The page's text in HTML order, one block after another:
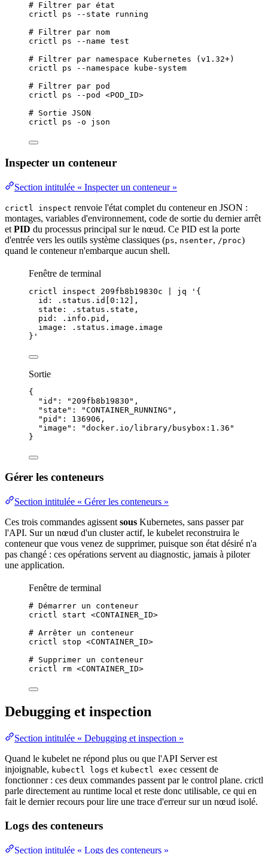
# Filtrer par état
crictl
ps --state
running
# Filtrer par nom
crictl
ps --name test
# Filtrer par namespace Kubernetes (v1.32+)
crictl
ps --namespace
kube-system
# Filtrer par pod
crictl
ps --pod
<POD_ID>
# Sortie JSON
crictl
ps -o json
Inspecter un conteneur
Section intitulée « Inspecter un conteneur »
crictl inspect renvoie l'état complet du conteneur en JSON :
montages, variables d'environnement, code de sortie du dernier arrêt
et PID du processus principal sur le nœud. Ce PID est la porte
d'entrée vers les outils système classiques (ps, nsenter, /proc)
quand le conteneur n'embarque aucun shell.
Fenêtre de terminal
crictl inspect 209fb8b19830c jq ' {
id: .status.id[0:12],
state: .status.state,
pid: .info.pid,
image: .status.image.image
} '
Sortie
{
"id" : " 209fb8b19830 " ,
"state" : "CONTAINER_RUNNING " ,
"pid" : 136906 ,
"image" : "docker.io/library/busybox:1.36 "
}
Gérer les conteneurs
Section intitulée « Gérer les conteneurs »
Ces trois commandes agissent sous Kubernetes, sans passer par
l'API. Sur un nœud d'un cluster actif, le kubelet reconstruira le
conteneur que vous venez de supprimer, puisque son état désiré n'a
pas changé : ces opérations servent au diagnostic, jamais à piloter
une application.
Fenêtre de terminal
# Démarrer un conteneur
crictl
start <CONTAINER_ID>
# Arrêter un conteneur
crictl
stop <CONTAINER_ID>
# Supprimer un conteneur
crictl
rm <CONTAINER_ID>
Debugging et inspection
Section intitulée « Debugging et inspection »
Quand le kubelet ne répond plus ou que l'API Server est
injoignable, kubectl logs et kubectl exec cessent de
fonctionner : ces deux commandes passent par le control plane. crictl
parle directement au runtime local et reste donc utilisable, ce qui en
fait le dernier recours pour lire une trace d'erreur sur un nœud isolé.
Logs des conteneurs
Section intitulée « Logs des conteneurs »